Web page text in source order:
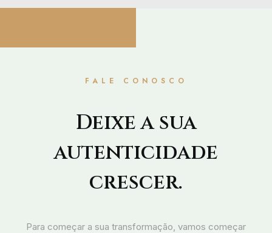
09/09/2025
FALE CONOSCO
Deixe a sua
autenticidade
crescer.
Para começar a sua transformação, vamos começar